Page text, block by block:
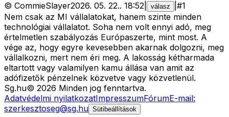
© CommieSlayer2026. 05. 22.. 18:52 válasz #1
Nem csak az MI vállalatokat, hanem szinte minden
technológiai vállalatot. Soha nem volt ennyi adó, meg
értelmetlen szabályozás Európaszerte, mint most. A
vége az, hogy egyre kevesebben akarnak dolgozni, meg
vállalkozni, mert nem éri meg. A lakosság kétharmada
eltartott vagy valamilyen kamu állása van amit az
adófizetők pénzelnek közvetve vagy közvetlenül.
Sg.hu© 2026 Minden jog fenntartva.
Adatvédelmi nyilatkozatImpresszumFórumE-mail:
szerkesztoseg@sg.hu Sütibeállítások